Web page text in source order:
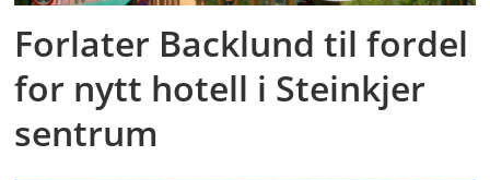
Forlater Backlund til fordel
for nytt hotell i Steinkjer
sentrum